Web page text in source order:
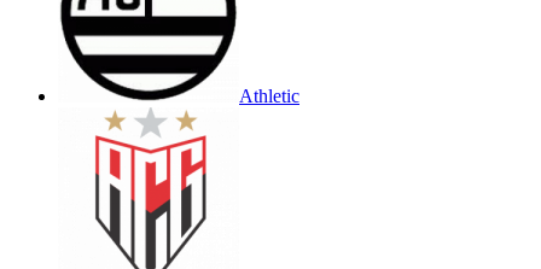
Athletic